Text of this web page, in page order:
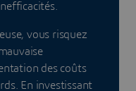
vous risquez
des coûts
En investissant